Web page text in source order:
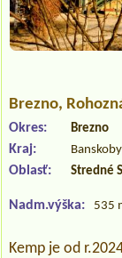
Brezno,
Okres: Brezno
Kraj:
Oblasť: Stredné
Nadm.výška: 535
Kemp je od